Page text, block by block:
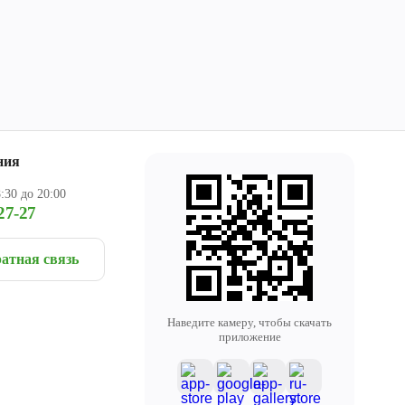
до 20:00
27
связь
Наведите камеру, чтобы скачать
приложение